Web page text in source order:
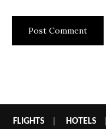
FLIGHTS HOTELS